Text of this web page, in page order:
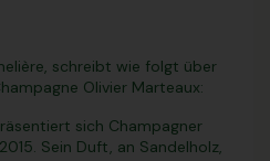
schreibt wie folgt über
Olivier Marteaux:
sich Champagner
Sein Duft, an Sandelholz,